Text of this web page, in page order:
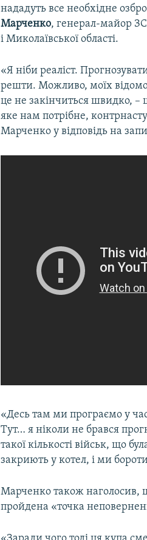
нададуть все необхідне
Марченко, генерал-майор
і Миколаївської області.
«Я ніби реаліст.
решти. Можливо, моїх
це не закінчиться швидко, –
яке нам потрібне,
Марченко у відповідь на
«Десь там ми програємо у
Тут… я ніколи не брався
такої кількості військ, що
закриють у котел, і ми
Марченко також наголосив,
пройдена «точка